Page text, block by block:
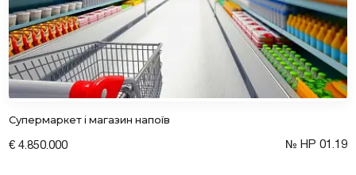
Супермаркет і магазин напоїв
€ 4.850.000 № HP 01.19
Згоден на обробку персональних даних